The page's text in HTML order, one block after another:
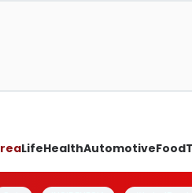
LifeHealthAutomotiveFood